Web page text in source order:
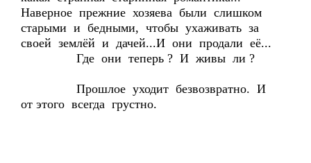
Наверное прежние хозяева были слишком
старыми и бедными, чтобы ухаживать за
своей землёй и дачей...И они продали её...
Где они теперь ? И живы ли ?
Прошлое уходит безвозвратно. И
от этого всегда грустно.